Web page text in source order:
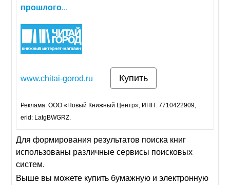
прошлого...
www.chitai-gorod.ru Купить
Реклама. ООО «Новый Книжный Центр», ИНН: 7710422909,
erid: LatgBWGRZ.
Для формирования результатов поиска книг
использованы различные сервисы поисковых
систем.
Выше вы можете купить бумажную и электронную